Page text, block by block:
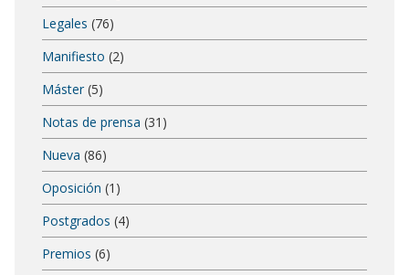
Legales (76)
Manifiesto (2)
Máster (5)
Notas de prensa (31)
Nueva (86)
Oposición (1)
Postgrados (4)
Premios (6)